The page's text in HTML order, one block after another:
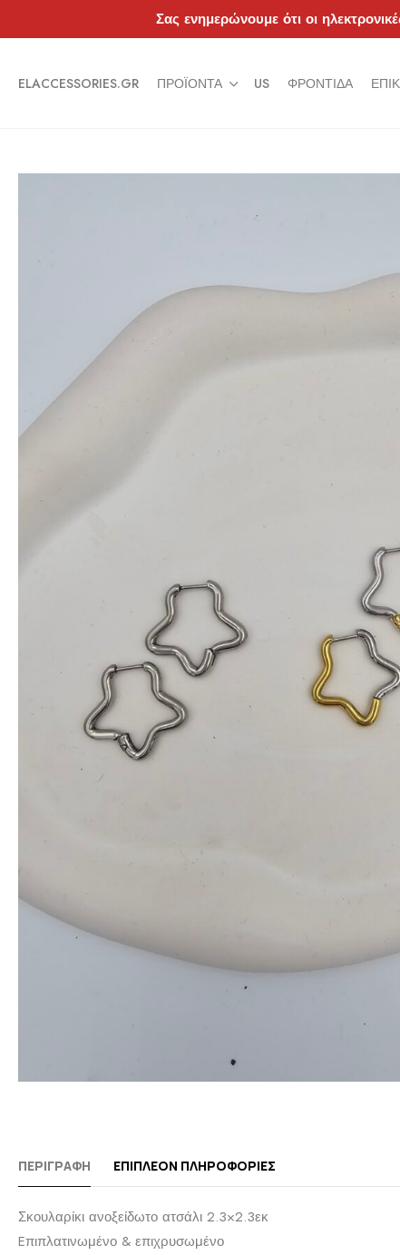
Σας ενημερώνουμε ότι οι
ELACCESSORIES.GR ΠΡΟΪΌΝΤΑ US ΦΡΟΝΤΊΔΑ
ΠΕΡΙΓΡΑΦΉ ΕΠΙΠΛΈΟΝ ΠΛΗΡΟΦΟΡΊΕΣ
Σκουλαρίκι ανοξείδωτο ατσάλι 2.3×2.3εκ
Eπιπλατινωμένο & επιχρυσωμένο